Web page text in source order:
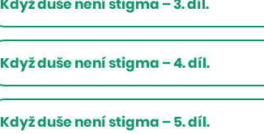
Když duše není stigma – 3. díl.
Když duše není stigma – 4. díl.
Když duše není stigma – 5. díl.